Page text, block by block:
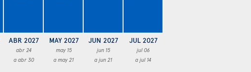
ABR 2027
abr 24
a abr 30
MAY 2027
may 15
a may 21
JUN 2027
jun 15
a jun 21
JUL 2027
jul 06
a jul 14